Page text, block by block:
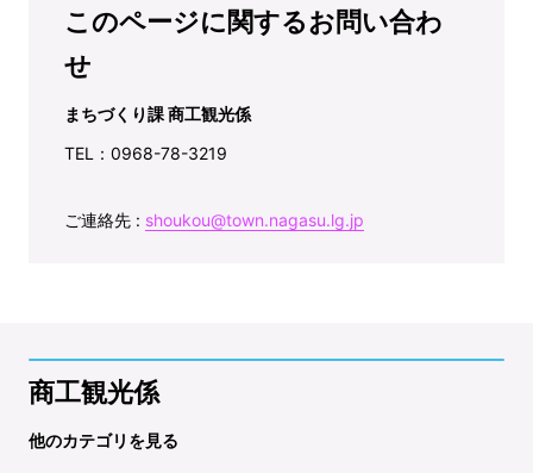
このページに関するお問い合わ
せ
まちづくり課 商工観光係
TEL：0968-78-3219
ご連絡先 : shoukou@town.nagasu.lg.jp
商工観光係
他のカテゴリを見る